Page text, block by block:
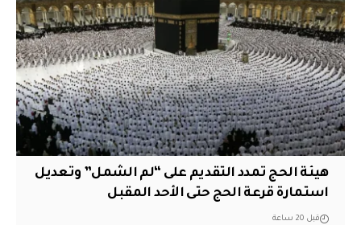
هيئة الحج تمدد التقديم على “لم الشمل” وتعديل
استمارة قرعة الحج حتى الأحد المقبل
قبل 20 ساعة